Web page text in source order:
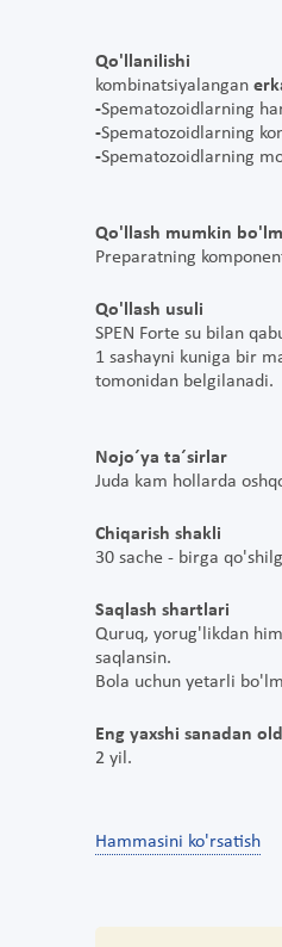
Qo'llanilishi
kombinatsiyalangan
-Spematozoidlarning
-Spematozoidlarning
-Spematozoidlarning
Qo'llash mumkin
Preparatning
Qo'llash usuli
SPEN Forte su bilan
1 sashayni kuniga bir
tomonidan belgilanadi.
Nojo´ya ta´sirlar
Juda kam hollarda
Chiqarish shakli
30 sache - birga
Saqlash shartlari
Quruq, yorug'likdan
saqlansin.
Bola uchun yetarli
Eng yaxshi sanadan
2 yil.
Hammasini ko'rsatish